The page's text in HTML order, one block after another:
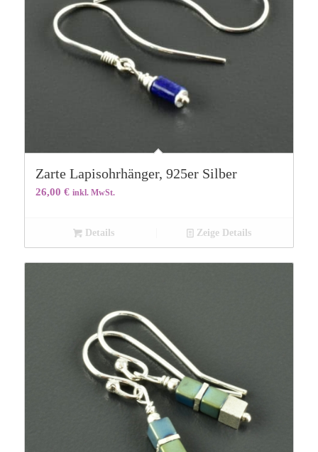
Zarte Lapisohrhänger, 925er Silber
26,00 € inkl. MwSt.
Details Zeige Details